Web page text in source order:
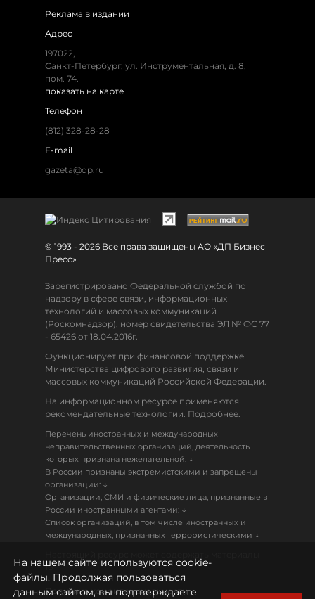
Реклама в издании
Адрес
197022,
Санкт-Петербург, ул. Инструментальная, д. 8,
пом. 74.
показать на карте
Телефон
(812) 328-28-28
E-mail
gazeta@dp.ru
© 1993 - 2026 Все права защищены АО «ДП Бизнес
Пресс»
Зарегистрировано Федеральной службой по
надзору в сфере связи, информационных
технологий и массовых коммуникаций
(Роскомнадзор), номер свидетельства ЭЛ № ФС 77
- 65426 от 18.04.2016г.
Функционирует при финансовой поддержке
Министерства цифрового развития, связи и
массовых коммуникаций Российской Федерации.
На информационном ресурсе применяются
рекомендательные технологии. Подробнее.
Перечень иностранных и международных
неправительственных организаций, деятельность
которых признана нежелательной: ↓
В России признаны экстремистскими и запрещены
организации: ↓
Организации, СМИ и физические лица, признанные в
России иностранными агентами: ↓
Список организаций, в том числе иностранных и
международных, признанных террористическими ↓
18+
Политика конфиденциальности
На нашем сайте используются cookie-
файлы. Продолжая пользоваться
данным сайтом, вы подтверждаете